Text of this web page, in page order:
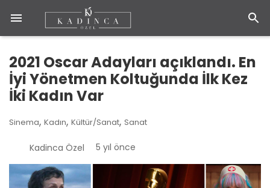
2021 Oscar Adayları açıklandı. En
İyi Yönetmen Koltuğunda İlk Kez
İki Kadın Var
Sinema, Kadın, Kültür/Sanat, Sanat
Kadinca Özel 5 yıl önce